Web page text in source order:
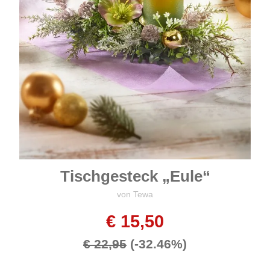
Tischgesteck „Eule“
von Tewa
€ 15,50
€ 22,95 (-32.46%)